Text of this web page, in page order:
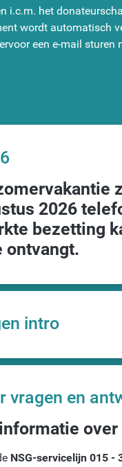
i.c.m. het
wordt automatisch
een e-mail
2026
bezetting
ontvangt.
intro
vragen en
NSG-servicelijn 015 -